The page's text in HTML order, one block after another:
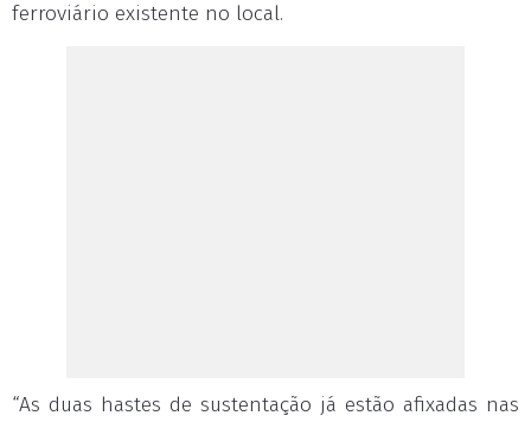
ferroviário existente no local.
“As duas hastes de sustentação já estão afixadas nas